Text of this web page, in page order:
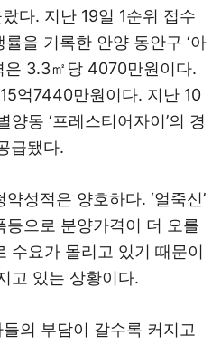
다. 지난 19일 1순위 접수
을 기록한 안양 동안구 ‘아
은 3.3㎡당 4070만원이다.
억7440만원이다. 지난 10
동 ‘프레스티어자이’의 경
급됐다.
성적은 양호하다. ‘얼죽신’
으로 분양가격이 더 오를
수요가 몰리고 있기 때문이
고 있는 상황이다.
의 부담이 갈수록 커지고